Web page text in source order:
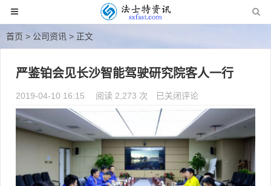
首页 > 公司资讯 > 正文
严鉴铂会见长沙智能驾驶研究院客人一行
2019-04-10 16:15 阅读 2,273 次
严鉴铂会见长沙智能驾驶研究
院客人一行
已关闭评论